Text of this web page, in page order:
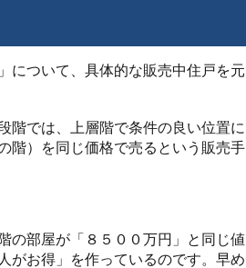
について、具体的な販売中住戸を元
階では、上層階で条件の良い位置に
階）を同じ価格で売るという販売手
の部屋が「８５００万円」と同じ値
がお得」を作っているのです。早め